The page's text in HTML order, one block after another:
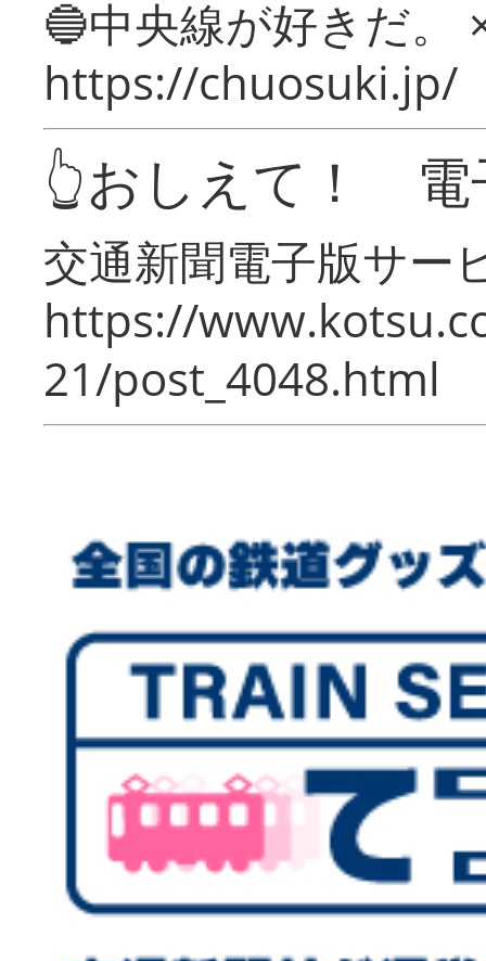
🔵中央線が好きだ。
https://chuosuki.jp/
👆おしえて！ 電
交通新聞電子版サー
https://
21/post_4048.html